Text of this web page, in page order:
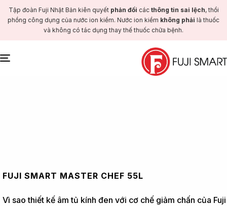
Tập đoàn Fuji Nhật Bản kiên quyết phản đối các thông tin sai lệch, thổi
phồng công dụng của nước ion kiềm. Nước ion kiềm không phải là thuốc
và không có tác dụng thay thế thuốc chữa bệnh.
Toggle
FUJI SMART MASTER CHEF 55L
Vì sao thiết kế âm tủ kính đen với cơ chế giảm chấn của